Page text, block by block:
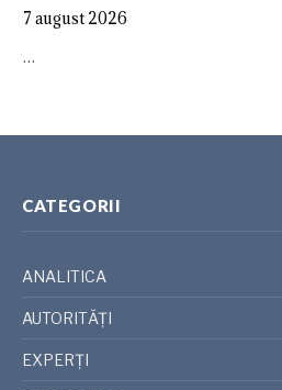
7 august 2026
…
CATEGORII
ANALITICA
AUTORITĂȚI
EXPERȚI